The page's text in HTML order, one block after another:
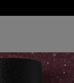
SPOTS